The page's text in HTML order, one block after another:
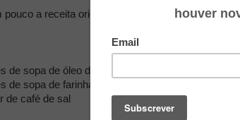
pouco a receita original em termos de quantidades.
de sopa de óleo de côco
de sopa de farinha de côco
de café de sal